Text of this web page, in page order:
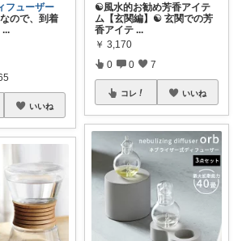
フューザー
ので、到着
...
いいね
☯️風水的お勧め芳香アイテ
ム【玄関編】☯️ 玄関での芳
香アイテ ...
￥ 3,170
0 0 7
コレ いいね